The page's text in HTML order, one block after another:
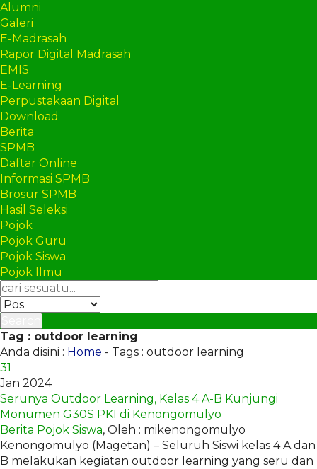
Alumni
Galeri
E-Madrasah
Rapor Digital Madrasah
EMIS
E-Learning
Perpustakaan Digital
Download
Berita
SPMB
Daftar Online
Informasi SPMB
Brosur SPMB
Hasil Seleksi
Pojok
Pojok Guru
Pojok Siswa
Pojok Ilmu
Tag : outdoor learning
Anda disini : Home - Tags : outdoor learning
31
Jan 2024
Serunya Outdoor Learning, Kelas 4 A-B Kunjungi
Monumen G30S PKI di Kenongomulyo
Berita Pojok Siswa, Oleh : mikenongomulyo
Kenongomulyo (Magetan) – Seluruh Siswi kelas 4 A dan
B melakukan kegiatan outdoor learning yang seru dan